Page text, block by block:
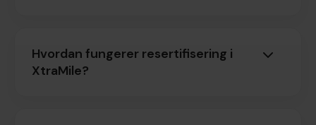
Hvordan fungerer resertifisering i
XtraMile?